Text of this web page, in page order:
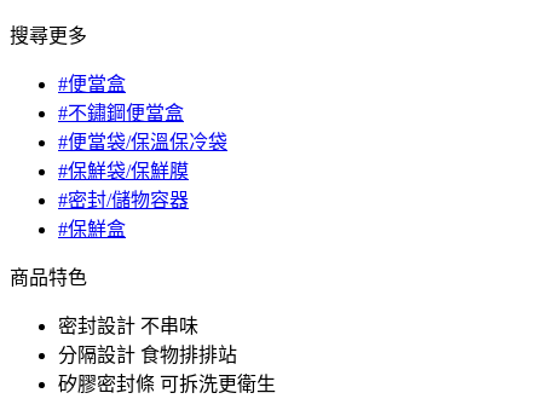
搜尋更多
#便當盒
#不鏽鋼便當盒
#便當袋/保溫保冷袋
#保鮮袋/保鮮膜
#密封/儲物容器
#保鮮盒
商品特色
密封設計 不串味
分隔設計 食物排排站
矽膠密封條 可拆洗更衛生